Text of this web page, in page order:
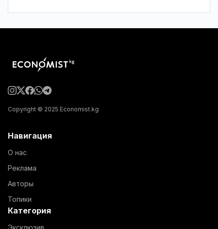
Copyright © 2025 Economist.kg
Навигация
О нас
Реклама
Авторы
Топики
Категория